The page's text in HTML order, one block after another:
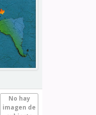
No hay
imagen de